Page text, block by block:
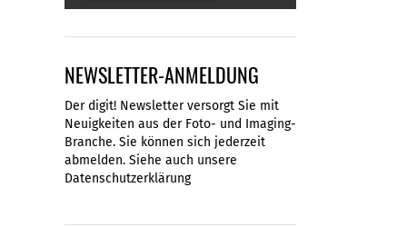
NEWSLETTER-ANMELDUNG
Der digit! Newsletter versorgt Sie mit
Neuigkeiten aus der Foto- und Imaging-
Branche. Sie können sich jederzeit
abmelden. Siehe auch unsere
Datenschutzerklärung